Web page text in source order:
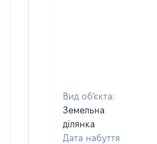
Вид об'єкта:
Земельна
ділянка
Дата набуття